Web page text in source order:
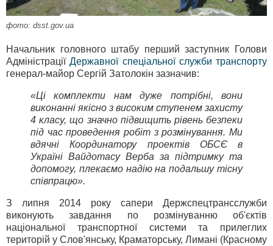
фото: dsst.gov.ua
Начальник головного штабу перший заступник Голови
АдміністраціїДержавної спеціальної служби транспорту
генерал-майор Сергій Затолокін зазначив:
«Ці комплекти нам дуже потрібні, вони
виконанні якісно з високим ступенем захисту
4 класу, що значно підвищить рівень безпеки
під час проведення робіт з розмінування. Ми
вдячні Координатору проектів ОБСЄ в
Україні Вайдотасу Верба за підтримку та
допомогу, плекаємо надію на подальшу тісну
співпрацю».
З липня 2014 року сапери Держспецтрансслужби
виконують завдання по розмінуванню об'єктів
національної транспортної системи та прилеглих
територій у Слов'янську, Краматорську, Лимані (Красному